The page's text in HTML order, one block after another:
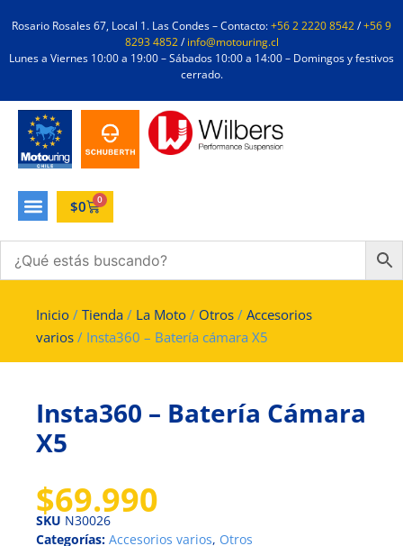
Rosario Rosales 67, Local 1. Las Condes – Contacto:+56 2 2220 8542/+56 9
8293 4852/info@motouring.cl
Lunes a Viernes 10:00 a 19:00 – Sábados 10:00 a 14:00 – Domingos y festivos
cerrado.
$0 0
Inicio / Tienda / La Moto / Otros / Accesorios
varios / Insta360 – Batería cámara X5
Insta360 – Batería Cámara
X5
$69.990
SKU N30026
Categorías: Accesorios varios, Otros